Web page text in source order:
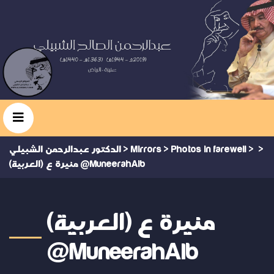
الدكتور عبدالرحمن الشبيلي > Mirrors > Photos in farewell > >
(العربية) منيرة ع @MuneerahAlb
(العربية) منيرة ع
@MuneerahAlb